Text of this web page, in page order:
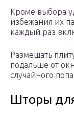
Кроме выбора
избежания их
каждый раз
Размещать
подальше от
случайного
Шторы